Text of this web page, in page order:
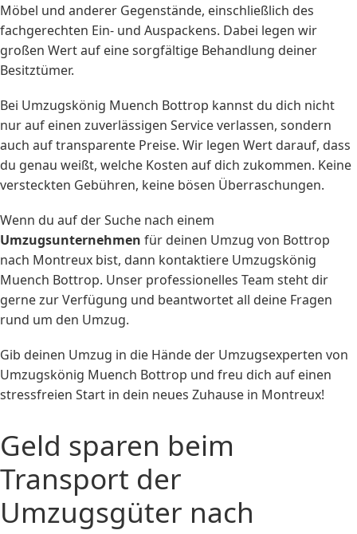
Möbel und anderer Gegenstände, einschließlich des
fachgerechten Ein- und Auspackens. Dabei legen wir
großen Wert auf eine sorgfältige Behandlung deiner
Besitztümer.
Bei Umzugskönig Muench Bottrop kannst du dich nicht
nur auf einen zuverlässigen Service verlassen, sondern
auch auf transparente Preise. Wir legen Wert darauf, dass
du genau weißt, welche Kosten auf dich zukommen. Keine
versteckten Gebühren, keine bösen Überraschungen.
Wenn du auf der Suche nach einem
Umzugsunternehmen für deinen Umzug von Bottrop
nach Montreux bist, dann kontaktiere Umzugskönig
Muench Bottrop. Unser professionelles Team steht dir
gerne zur Verfügung und beantwortet all deine Fragen
rund um den Umzug.
Gib deinen Umzug in die Hände der Umzugsexperten von
Umzugskönig Muench Bottrop und freu dich auf einen
stressfreien Start in dein neues Zuhause in Montreux!
Geld sparen beim
Transport der
Umzugsgüter nach